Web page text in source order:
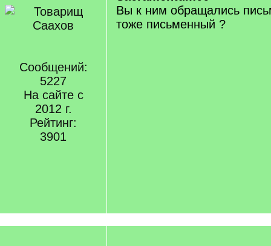
Сообщений:
5227
На сайте с
2012 г.
Рейтинг:
3901
Вы к ним обращались
тоже письменный ?